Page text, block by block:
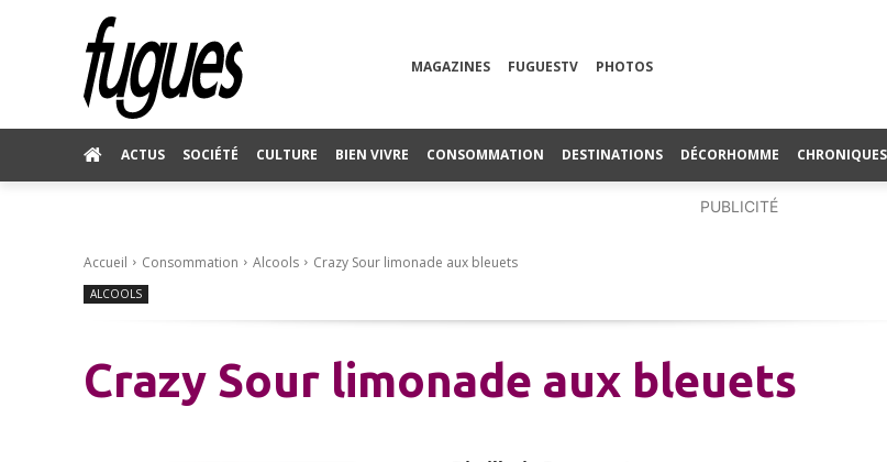
MAGAZINES FUGUESTV PHOTOS
ACTUS SOCIÉTÉ CULTURE BIEN VIVRE CONSOMMATION DESTINATIONS DÉCORHOMME CHRONIQUES
PUBLICITÉ
Accueil Consommation Alcools Crazy Sour limonade aux bleuets
ALCOOLS
Crazy Sour limonade aux bleuets